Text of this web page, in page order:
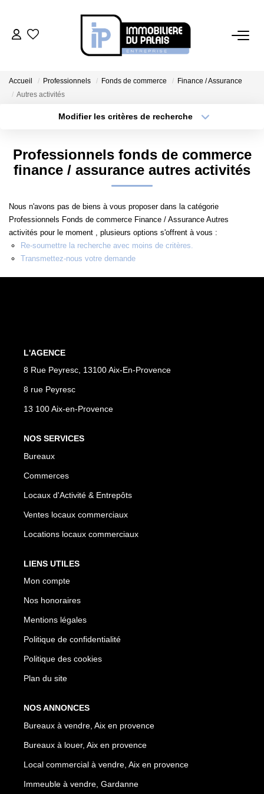
BUREAUX
Bureaux À Vendre
Ventes Locaux Commerciaux
Location Locaux Commerciaux
Murs
LOCAUX D'ACTIVITÉS
Vente Locaux D'activités
ACTUALITÉS
NOS AGENCES
CONTACT
Accueil Professionnels Fonds de commerce
Finance / Assurance
Autres activités
Modifier les critères de recherche
Type de bien
Budget max Plus de critères
Professionnels fonds de commerce
finance / assurance autres activités
Nous n'avons pas de biens à vous proposer dans la catégorie
Professionnels Fonds de commerce Finance / Assurance Autres
activités pour le moment , plusieurs options s'offrent à vous :
Re-soumettre la recherche avec moins de critères.
Transmettez-nous votre demande
L'AGENCE
8 Rue Peyresc, 13100 Aix-En-Provence
8 rue Peyresc
13 100 Aix-en-Provence
NOS SERVICES
Bureaux
Commerces
Locaux d'Activité & Entrepôts
Ventes locaux commerciaux
Locations locaux commerciaux
LIENS UTILES
Mon compte
Nos honoraires
Mentions légales
Politique de confidentialité
Politique des cookies
Plan du site
NOS ANNONCES
Bureaux à vendre, Aix en provence
Bureaux à louer, Aix en provence
Local commercial à vendre, Aix en provence
Immeuble à vendre, Gardanne